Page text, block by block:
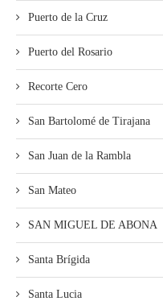
Puerto de la Cruz
Puerto del Rosario
Recorte Cero
San Bartolomé de Tirajana
San Juan de la Rambla
San Mateo
SAN MIGUEL DE ABONA
Santa Brígida
Santa Lucia